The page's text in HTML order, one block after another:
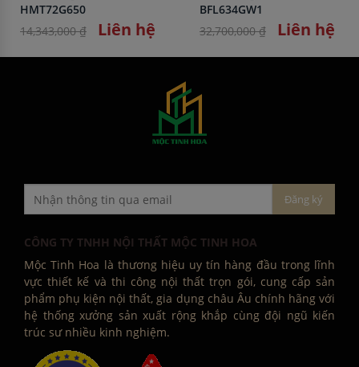
HMT72G650
14,343,000 ₫
Liên hệ
BFL634GW1
32,700,000 ₫
Liên hệ
CÔNG TY TNHH NỘI THẤT MỘC TINH HOA
Mộc Tinh Hoa là thương hiệu uy tín hàng đầu trong lĩnh
vực thiết kế và thi công nội thất trọn gói, cung cấp sản
phẩm phụ kiện nội thất, gia dụng châu Âu chính hãng với
hệ thống xưởng sản xuất rộng khắp cùng đội ngũ kiến
trúc sư nhiều kinh nghiệm.